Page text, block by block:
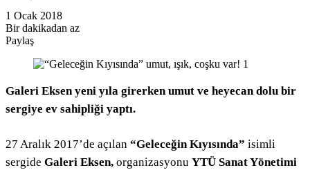
1 Ocak 2018
Bir dakikadan az
Paylaş
paylaş
Galeri Eksen yeni yıla girerken umut ve heyecan dolu bir
sergiye ev sahipliği yaptı.
27 Aralık 2017’de açılan “Geleceğin Kıyısında” isimli
sergide Galeri Eksen, organizasyonu YTÜ Sanat Yönetimi